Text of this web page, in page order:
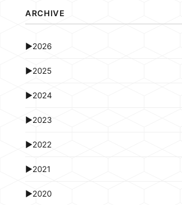
ARCHIVE
►2026
►2025
►2024
►2023
►2022
►2021
►2020